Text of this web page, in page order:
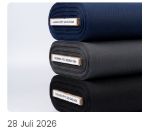
konveksi baru tertukar […]
28 Juli 2026